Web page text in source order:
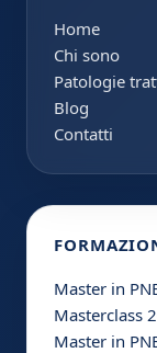
Home
Chi sono
Patologie
Blog
Contatti
Master in
Masterclass
Master in